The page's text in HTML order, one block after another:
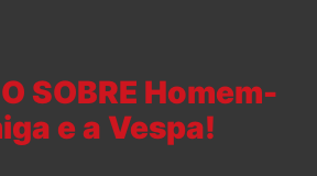
SOBRE Homem-
e a Vespa!